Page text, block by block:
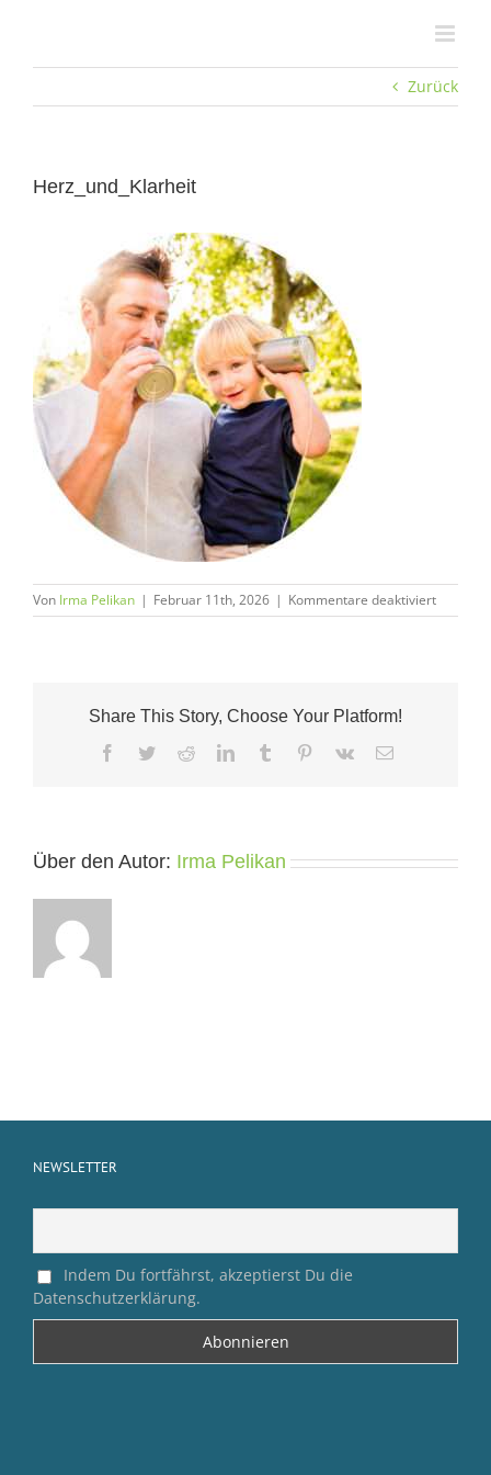
Zurück
Herz_und_Klarheit
Von Irma Pelikan | Februar 11th, 2026 | Kommentare deaktiviertfür
Share This Story, Choose Your Platform!
Facebook
TwitterRedditLinkedInTumblr Pinterest
Vk
E-
Über den Autor: Irma Pelikan
NEWSLETTER
Indem Du fortfährst, akzeptierst Du die
Datenschutzerklärung.